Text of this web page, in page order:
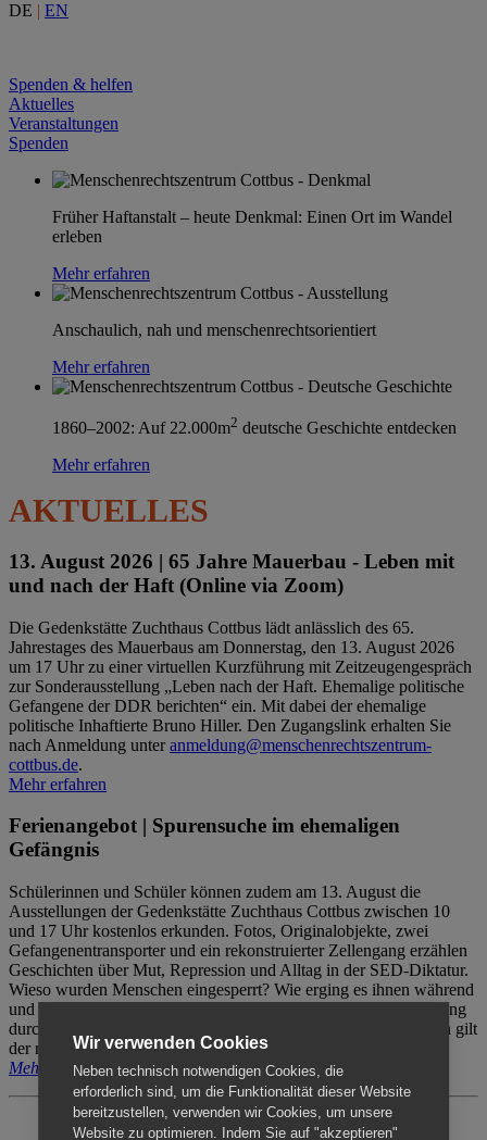
DE | EN
Spenden & helfen
Aktuelles
Veranstaltungen
Spenden
Früher Haftanstalt – heute Denkmal: Einen Ort im Wandel
erleben
Mehr erfahren
Anschaulich, nah und menschenrechtsorientiert
Mehr erfahren
1860–2002: Auf 22.000m2 deutsche Geschichte entdecken
Mehr erfahren
AKTUELLES
13. August 2026 | 65 Jahre Mauerbau - Leben mit
und nach der Haft (Online via Zoom)
Die Gedenkstätte Zuchthaus Cottbus lädt anlässlich des 65.
Jahrestages des Mauerbaus am Donnerstag, den 13. August 2026
um 17 Uhr zu einer virtuellen Kurzführung mit Zeitzeugengespräch
zur Sonderausstellung „Leben nach der Haft. Ehemalige politische
Gefangene der DDR berichten“ ein. Mit dabei der ehemalige
politische Inhaftierte Bruno Hiller. Den Zugangslink erhalten Sie
nach Anmeldung unteranmeldung@menschenrechtszentrum-
cottbus.de.
Mehr erfahren
Ferienangebot | Spurensuche im ehemaligen
Gefängnis
Schülerinnen und Schüler können zudem am 13. August die
Ausstellungen der Gedenkstätte Zuchthaus Cottbus zwischen 10
und 17 Uhr kostenlos erkunden. Fotos, Originalobjekte, zwei
Gefangenentransporter und ein rekonstruierter Zellengang erzählen
Geschichten über Mut, Repression und Alltag in der SED-Diktatur.
Wieso wurden Menschen eingesperrt? Wie erging es ihnen während
und nach der Haft? Der Besuch erfolgt individuell ohne Betreuung
durch das Menschenrechtszentrum Cottbus. Für Begleitpersonen gilt
der reguläre Eintritt (8€ / ermäßigt 5€).
Mehr erfahren
Wir verwenden Cookies
Neben technisch notwendigen Cookies, die
erforderlich sind, um die Funktionalität dieser Website
bereitzustellen, verwenden wir Cookies, um unsere
Website zu optimieren. Indem Sie auf "akzeptieren"